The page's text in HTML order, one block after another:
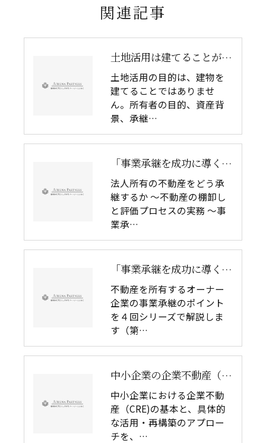
関連記事
土地活用は建てることが目的ではない｜所有者の目的から考える不動産活用戦略
土地活用の目的は、建物を
建てることではありませ
ん。所有者の目的、資産背
景、承継…
「事業承継を成功に導く不動産戦略」 〜資産を守り、価値をつなぐ4つの視点〜（5）
法人所有の不動産をどう承
継するか 〜不動産の棚卸し
と評価プロセスの実務 〜事
業承…
「事業承継を成功に導く不動産戦略」〜資産を守り、価値をつなぐ4つの視点〜（2）
不動産を所有するオーナー
企業の事業承継のポイント
を４回シリーズで解説しま
す（第…
中小企業の企業不動産（CRE）戦略とは ― 成長と承継を支える不動産活用のすすめ
中小企業における企業不動
産（CRE)の基本と、具体的
な活用・再構築のアプロー
チを、…